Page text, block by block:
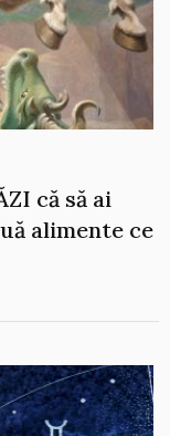
că să ai
alimente ce